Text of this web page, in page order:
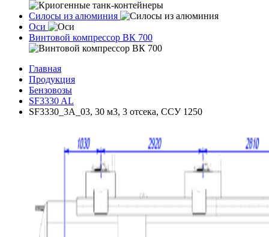
Силосы из алюминия
Оси
Винтовой компрессор ВК 700
Главная
Продукция
Бензовозы
SF3330 AL
SF3330_3A_03, 30 м3, 3 отсека, ССУ 1250